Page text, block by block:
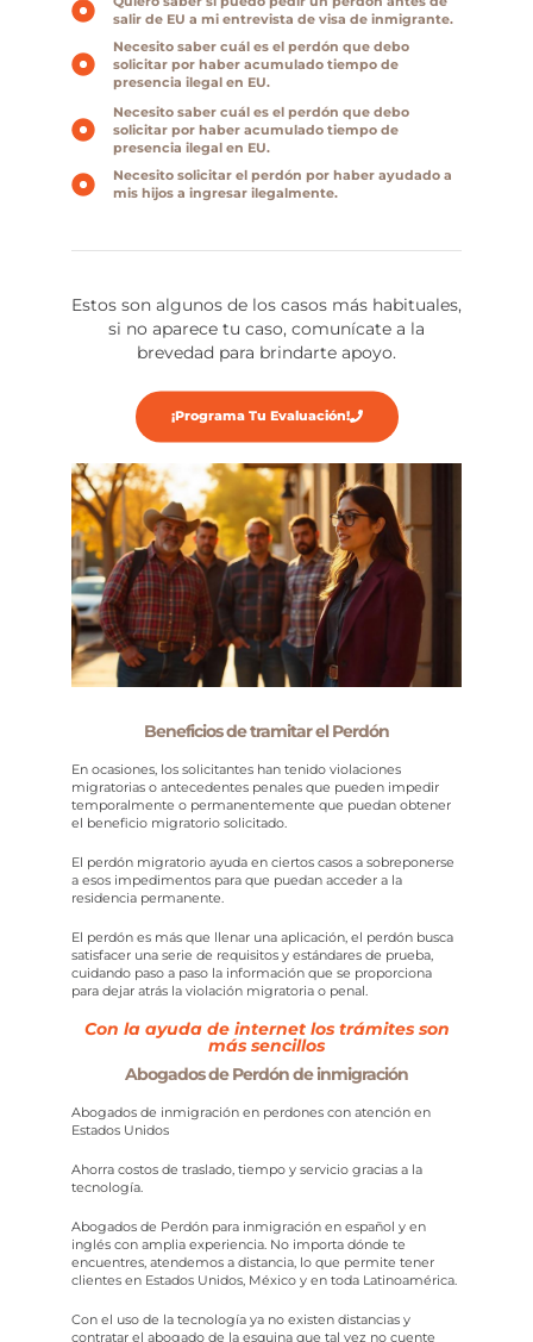
salir de EU a mi entrevista de visa de inmigrante.
Necesito saber cuál es el perdón que debo
solicitar por haber acumulado tiempo de
presencia ilegal en EU.
Necesito saber cuál es el perdón que debo
solicitar por haber acumulado tiempo de
presencia ilegal en EU.
Necesito solicitar el perdón por haber ayudado a
mis hijos a ingresar ilegalmente.
Estos son algunos de los casos más habituales,
si no aparece tu caso, comunícate a la
brevedad para brindarte apoyo.
¡Programa Tu Evaluación!
Beneficios de tramitar el Perdón
En ocasiones, los solicitantes han tenido violaciones
migratorias o antecedentes penales que pueden impedir
temporalmente o permanentemente que puedan obtener
el beneficio migratorio solicitado.
El perdón migratorio ayuda en ciertos casos a sobreponerse
a esos impedimentos para que puedan acceder a la
residencia permanente.
El perdón es más que llenar una aplicación, el perdón busca
satisfacer una serie de requisitos y estándares de prueba,
cuidando paso a paso la información que se proporciona
para dejar atrás la violación migratoria o penal.
Con la ayuda de internet los trámites son
más sencillos
Abogados de Perdón de inmigración
Abogados de inmigración en perdones con atención en
Estados Unidos
Ahorra costos de traslado, tiempo y servicio gracias a la
tecnología.
Abogados de Perdón para inmigración en español y en
inglés con amplia experiencia. No importa dónde te
encuentres, atendemos a distancia, lo que permite tener
clientes en Estados Unidos, México y en toda Latinoamérica.
Con el uso de la tecnología ya no existen distancias y
contratar el abogado de la esquina que tal vez no cuente